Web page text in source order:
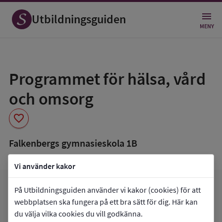
Vi använder kakor
På Utbildningsguiden använder vi kakor (cookies) för att
webbplatsen ska fungera på ett bra sätt för dig. Här kan
du välja vilka cookies du vill godkänna.
Utbildningsguiden MENY
Programmet för hälsa, vård
och omsorg
favorite
som
favorit
Falkenbergs gymnasieskola 1B
Gå tillFalkenbergs gymnasieskola 1Barrow_forward
Mina favoriterfavorite